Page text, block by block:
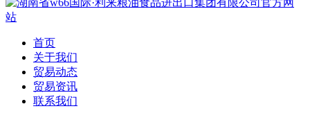
首页
关于我们
贸易动态
贸易资讯
联系我们